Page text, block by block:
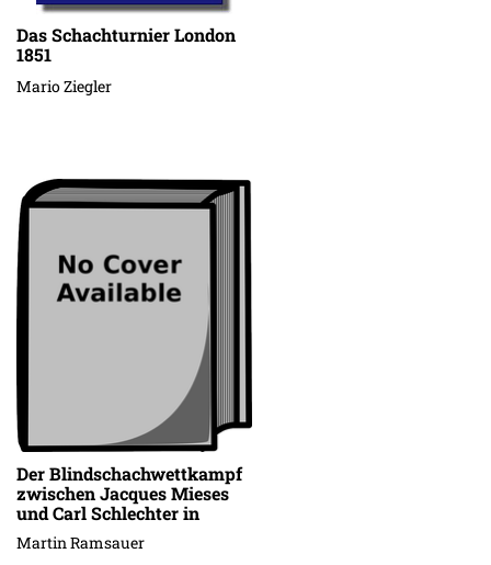
Das Schachturnier London
1851
Mario Ziegler
Der Blindschachwettkampf
zwischen Jacques Mieses
und Carl Schlechter in
Stuttgart, 13.-15. Januar
1909
Martin Ramsauer